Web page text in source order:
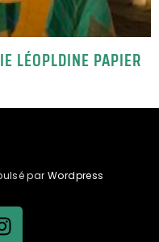
LÉOPLDINE PAPIER
par Wordpress